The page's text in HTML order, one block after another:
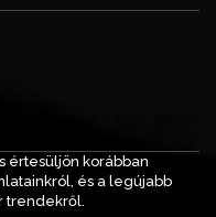
értesüljön korábban
és a legújabb
trendekről.